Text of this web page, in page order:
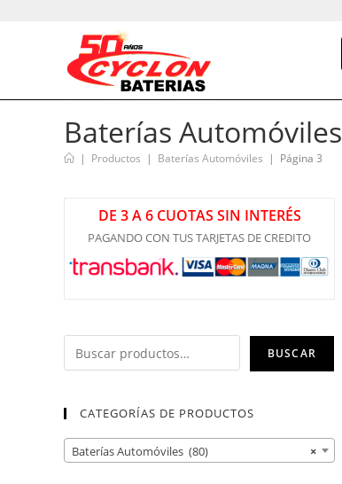
Baterías Automóviles
| Productos | Baterías Automóviles | Página 3
DE 3 A 6 CUOTAS SIN INTERÉS
PAGANDO CON TUS TARJETAS DE CREDITO
BUSCAR
CATEGORÍAS DE PRODUCTOS
×
Baterías Automóviles (80)